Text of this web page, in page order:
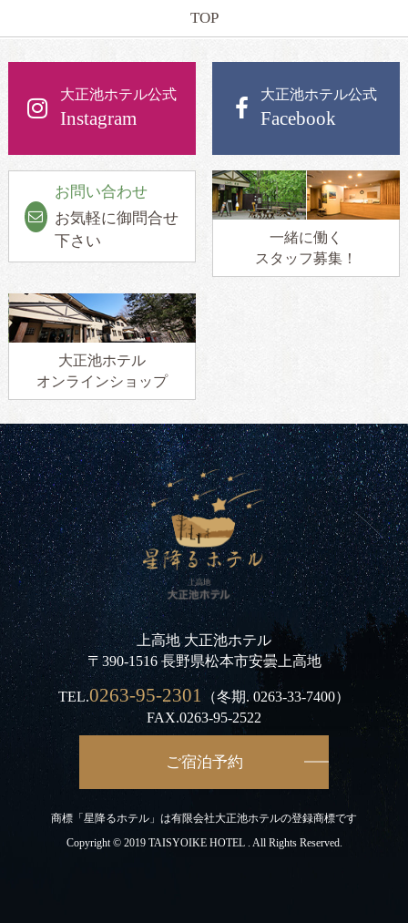
TOP
大正池ホテル公式
Instagram
大正池ホテル公式
Facebook
お問い合わせ
お気軽に御問合せ
下さい
一緒に働く
スタッフ募集！
大正池ホテル
オンラインショップ
上高地 大正池ホテル
〒390-1516 長野県松本市安曇上高地
TEL.0263-95-2301 （冬期.0263-33-7400）
FAX.0263-95-2522
ご宿泊予約
商標「星降るホテル」は有限会社大正池ホテルの登録商標です
Copyright © 2019 TAISYOIKE HOTEL . All Rights Reserved.